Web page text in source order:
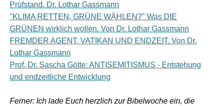
Prüfstand. Dr. Lothar Gassmann
"KLIMA RETTEN, GRÜNE WÄHLEN?" Was DIE
GRÜNEN wirklich wollen. Von Dr. Lothar Gassmann
FREMDER AGENT, VATIKAN UND ENDZEIT. Von Dr.
Lothar Gassmann
Prof. Dr. Sascha Götte: ANTISEMITISMUS - Entstehung
und endzeitliche Entwicklung
Ferner: Ich lade Euch herzlich zur Bibelwoche ein, die